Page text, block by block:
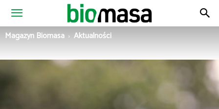
Magazyn
Biomasa
Magazyn Biomasa Aktualności